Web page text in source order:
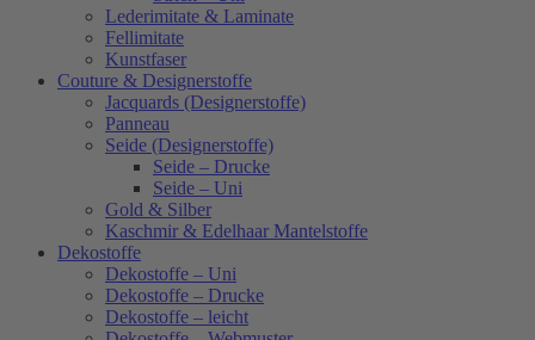
Lederimitate & Laminate
Fellimitate
Kunstfaser
Couture & Designerstoffe
Jacquards (Designerstoffe)
Panneau
Seide (Designerstoffe)
Seide – Drucke
Seide – Uni
Gold & Silber
Kaschmir & Edelhaar Mantelstoffe
Dekostoffe
Dekostoffe – Uni
Dekostoffe – Drucke
Dekostoffe – leicht